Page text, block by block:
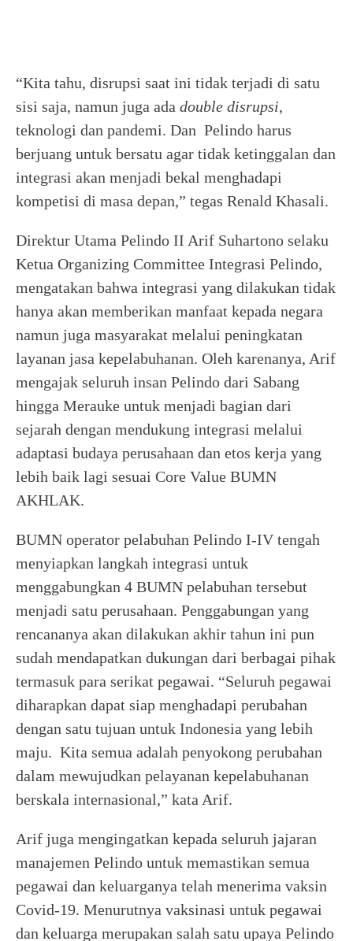
“Kita tahu, disrupsi saat ini tidak terjadi di satu
sisi saja, namun juga ada double disrupsi,
teknologi dan pandemi. Dan Pelindo harus
berjuang untuk bersatu agar tidak ketinggalan dan
integrasi akan menjadi bekal menghadapi
kompetisi di masa depan,” tegas Renald Khasali.
Direktur Utama Pelindo II Arif Suhartono selaku
Ketua Organizing Committee Integrasi Pelindo,
mengatakan bahwa integrasi yang dilakukan tidak
hanya akan memberikan manfaat kepada negara
namun juga masyarakat melalui peningkatan
layanan jasa kepelabuhanan. Oleh karenanya, Arif
mengajak seluruh insan Pelindo dari Sabang
hingga Merauke untuk menjadi bagian dari
sejarah dengan mendukung integrasi melalui
adaptasi budaya perusahaan dan etos kerja yang
lebih baik lagi sesuai Core Value BUMN
AKHLAK.
BUMN operator pelabuhan Pelindo I-IV tengah
menyiapkan langkah integrasi untuk
menggabungkan 4 BUMN pelabuhan tersebut
menjadi satu perusahaan. Penggabungan yang
rencananya akan dilakukan akhir tahun ini pun
sudah mendapatkan dukungan dari berbagai pihak
termasuk para serikat pegawai. “Seluruh pegawai
diharapkan dapat siap menghadapi perubahan
dengan satu tujuan untuk Indonesia yang lebih
maju. Kita semua adalah penyokong perubahan
dalam mewujudkan pelayanan kepelabuhanan
berskala internasional,” kata Arif.
Arif juga mengingatkan kepada seluruh jajaran
manajemen Pelindo untuk memastikan semua
pegawai dan keluarganya telah menerima vaksin
Covid-19. Menurutnya vaksinasi untuk pegawai
dan keluarga merupakan salah satu upaya Pelindo